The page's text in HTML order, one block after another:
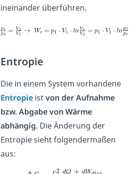
ineinander überführen.
Entropie
Die in einem System vorhandene
Entropie istvon der Aufnahme
bzw. Abgabe von Wärme
abhängig. Die Änderung der
Entropie sieht folgendermaßen
aus: